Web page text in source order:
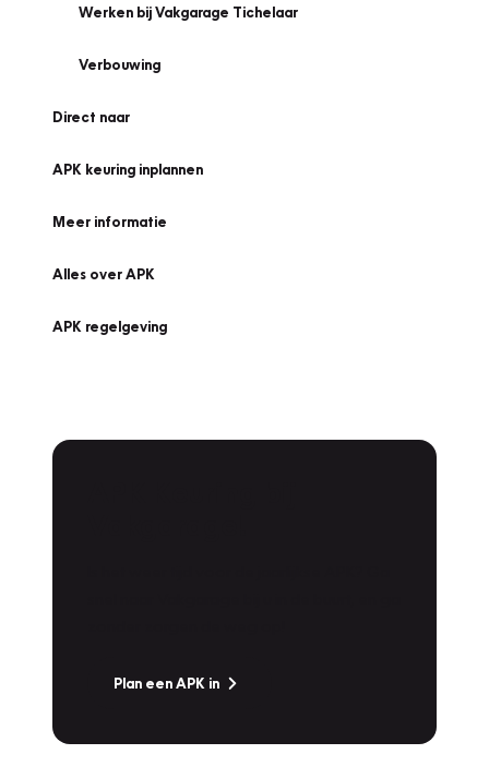
Werken bij Vakgarage Tichelaar
Verbouwing
Direct naar
APK keuring inplannen
Meer informatie
Alles over APK
APK regelgeving
Plan een APK in